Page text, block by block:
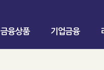
금융상품 기업금융